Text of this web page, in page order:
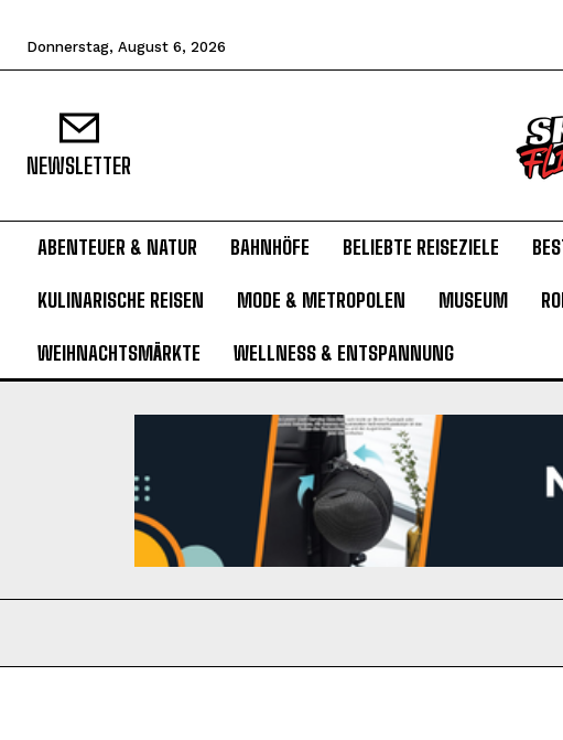
Donnerstag, August 6, 2026
NEWSLETTER
ABENTEUER & NATUR BAHNHÖFE BELIEBTE REISEZIELE
KULINARISCHE REISEN MODE & METROPOLEN MUSEUM
WEIHNACHTSMÄRKTE WELLNESS & ENTSPANNUNG